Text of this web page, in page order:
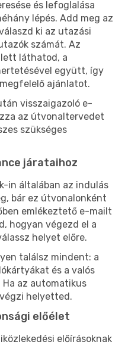
és lefoglalása
lépés. Add meg az
ki az utazási
számát. Az
láthatod, a
együtt, így
ajánlatot.
visszaigazoló e-
az útvonaltervedet
szükséges
járataihoz
in általában az indulás
bár ez útvonalonként
emlékeztető e-mailt
hogyan végezd el a
helyet előre.
találsz mindent: a
és a valós
az automatikus
helyetted.
előélet
előírásoknak